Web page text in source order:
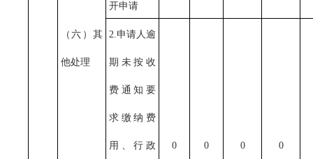
（六）其
他处理
开申请
2.申请人逾
期未按收
费通知要
求缴纳费
用、行政 0 0 0 0